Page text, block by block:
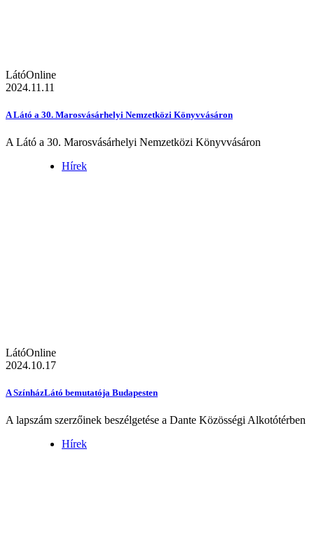
LátóOnline
2024.11.11
A Látó a 30. Marosvásárhelyi Nemzetközi Könyvvásáron
A Látó a 30. Marosvásárhelyi Nemzetközi Könyvvásáron
Hírek
LátóOnline
2024.10.17
A SzínházLátó bemutatója Budapesten
A lapszám szerzőinek beszélgetése a Dante Közösségi Alkotótérben
Hírek